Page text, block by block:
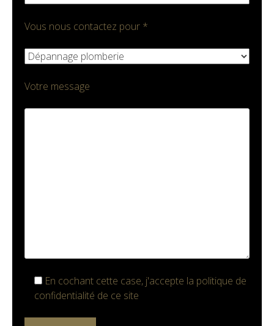
Vous nous contactez pour *
Votre message
En cochant cette case, j'accepte la politique de
confidentialité de ce site